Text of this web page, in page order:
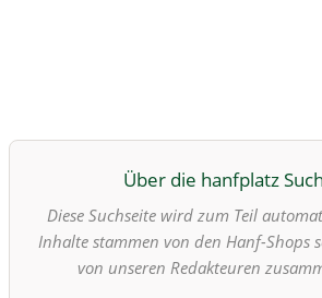
Über die hanfplatz
Diese Suchseite wird zum Teil
Inhalte stammen von den Hanf-Shops
von unseren Redakteuren